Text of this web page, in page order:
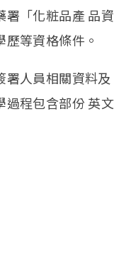
署「化粧品產 品資
等資格條件。
署人員相關資料及
過程包含部份 英文